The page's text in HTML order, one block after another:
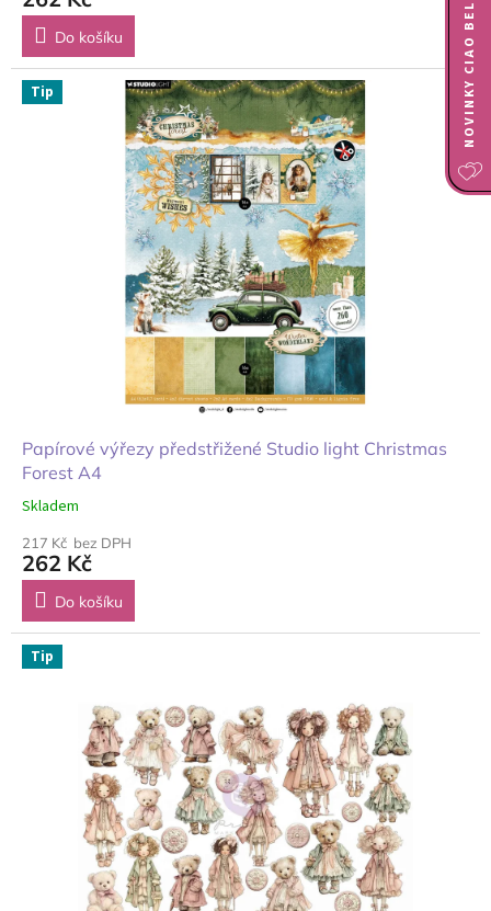
Do košíku
Tip
Papírové výřezy předstřižené Studio light Christmas
Forest A4
Skladem
217 Kč bez DPH
262 Kč
Do košíku
Tip
NOVINKY CIAO BELLA